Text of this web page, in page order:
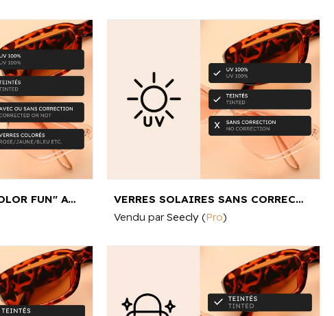
VERRES SOLAIRE "COLOR FUN" AVEC OU SANS CORRECTION
VERRES SOLAIRES SANS CORRECTION
Vendu parSeecly(Pro)